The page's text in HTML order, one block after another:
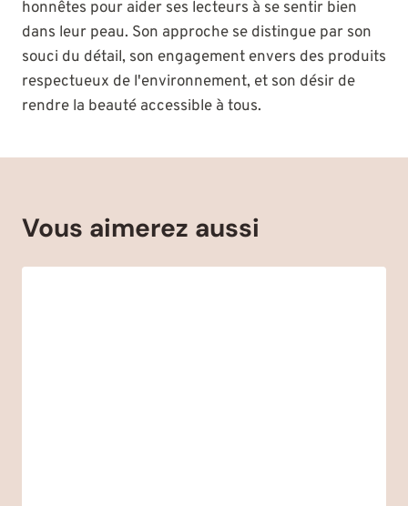
honnêtes pour aider ses lecteurs à se sentir bien
dans leur peau. Son approche se distingue par son
souci du détail, son engagement envers des produits
respectueux de l'environnement, et son désir de
rendre la beauté accessible à tous.
Vous aimerez aussi